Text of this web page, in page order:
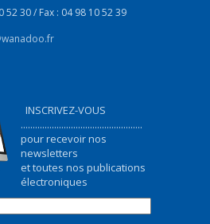
52 30 / Fax : 04 98 10 52 39
INSCRIVEZ-VOUS
...................................................
pour recevoir nos
newsletters
et toutes nos publications
électroniques